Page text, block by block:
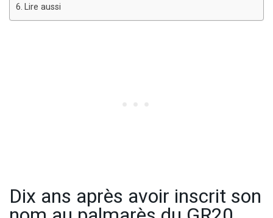
Lire aussi
Dix ans après avoir inscrit son